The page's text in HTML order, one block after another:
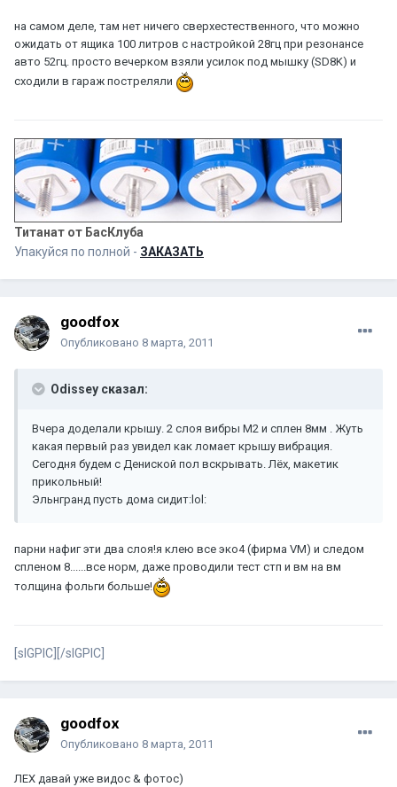
на самом деле, там нет ничего сверхестественного, что можно
ожидать от ящика 100 литров с настройкой 28гц при резонансе
авто 52гц. просто вечерком взяли усилок под мышку (SD8K) и
сходили в гараж постреляли
Титанат от БасКлуба
Упакуйся по полной - ЗАКАЗАТЬ
goodfox
Опубликовано 8 марта, 2011
Odissey сказал:
Вчера доделали крышу. 2 слоя вибры М2 и сплен 8мм . Жуть
какая первый раз увидел как ломает крышу вибрация.
Сегодня будем с Дениской пол вскрывать. Лёх, макетик
прикольный!
Эльнгранд пусть дома сидит:lol:
парни нафиг эти два слоя!я клею все эко4 (фирма VM) и следом
спленом 8......все норм, даже проводили тест стп и вм на вм
толщина фольги больше!
[sIGPIC][/sIGPIC]
goodfox
Опубликовано 8 марта, 2011
ЛЕХ давай уже видос & фотос)